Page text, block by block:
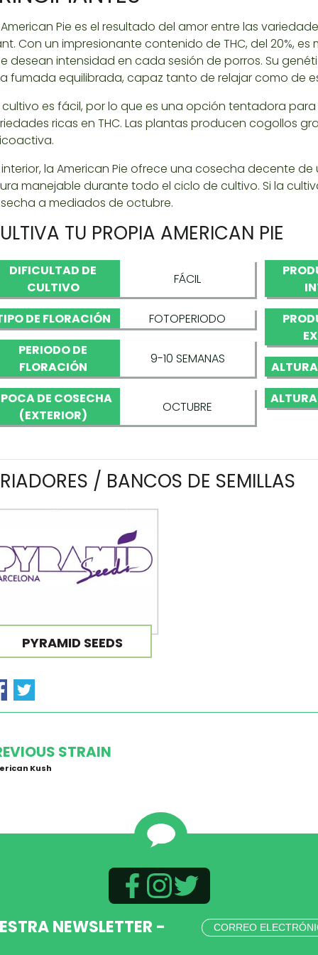
Pie es el resultado del amor entre las
Con un impresionante contenido de THC, del 20%,
desean intensidad en cada sesión de porros. Su
fumada equilibrada, capaz tanto de relajar como de
cultivo es fácil, por lo que es una opción tentadora
ricas en THC. Las plantas producen cogollos
interior, la American Pie ofrece una cosecha decente
manejable durante todo el ciclo de cultivo. Si la
a mediados de octubre.
TU PROPIA AMERICAN PIE
DIFICULTAD DE
CULTIVO
FÁCIL
DE FLORACIÓN
FOTOPERIODO
PERIODO DE
FLORACIÓN
9-10 SEMANAS
DE COSECHA
(EXTERIOR)
OCTUBRE
/ BANCOS DE SEMILLAS
PYRAMID SEEDS
STRAIN
Kush
NEWSLETTER -